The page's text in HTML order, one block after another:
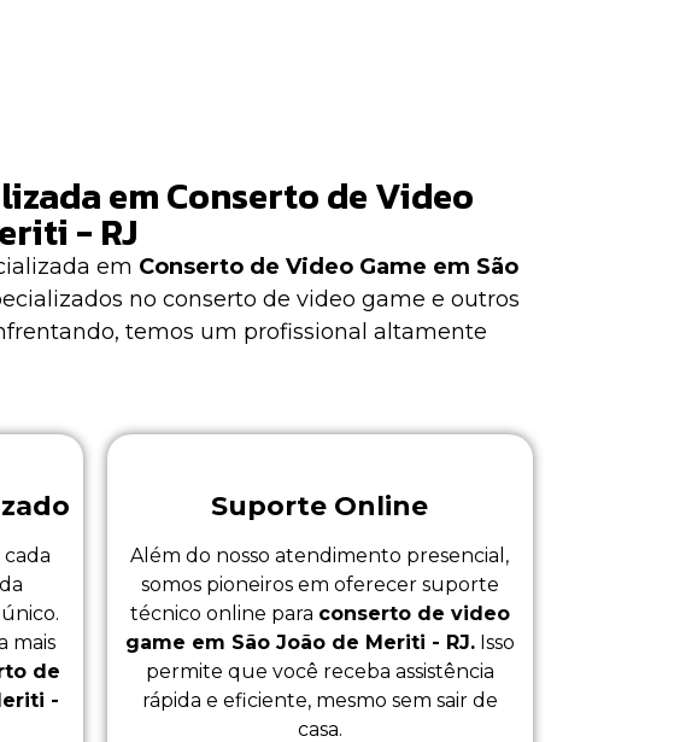
em Conserto de Video
- RJ
em Conserto de Video Game em São
no conserto de video game e outros
temos um profissional altamente
mais
de
-
Suporte Online
Além do nosso atendimento presencial,
somos pioneiros em oferecer suporte
técnico online para conserto de video
game em São João de Meriti - RJ.Isso
permite que você receba assistência
rápida e eficiente, mesmo sem sair de
casa.